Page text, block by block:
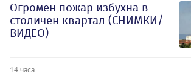
Огромен пожар избухна в
столичен квартал (СНИМКИ/
ВИДЕО)
14 часа